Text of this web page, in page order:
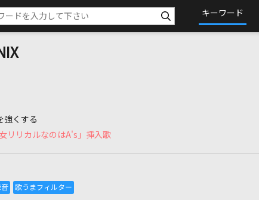
キーワード
強くする
リリカルなのはA's」挿入歌